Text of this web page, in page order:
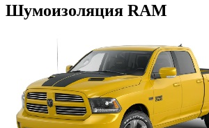
Шумоизоляция RAM